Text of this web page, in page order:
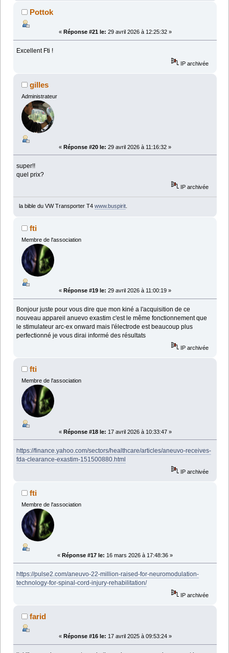
Pottok
« Réponse #21 le: 29 avril 2026 à 12:25:32 »
Excellent Fti !
IP archivée
gilles
Administrateur
« Réponse #20 le: 29 avril 2026 à 11:16:32 »
super!!
quel prix?
IP archivée
la bible du VW Transporter T4 www.buspirit.
fti
Membre de l'association
« Réponse #19 le: 29 avril 2026 à 11:00:19 »
Bonjour juste pour vous dire que mon kiné a l'acquisition de ce
nouveau appareil anuevo exastim c'est le même fonctionnement que
le stimulateur arc-ex onward mais l'électrode est beaucoup plus
perfectionné je vous dirai informé des résultats
IP archivée
fti
Membre de l'association
« Réponse #18 le: 17 avril 2026 à 10:33:47 »
https://finance.yahoo.com/sectors/healthcare/articles/aneuvo-receives-
fda-clearance-exastim-151500880.html
IP archivée
fti
Membre de l'association
« Réponse #17 le: 16 mars 2026 à 17:48:36 »
https://pulse2.com/aneuvo-22-million-raised-for-neuromodulation-
technology-for-spinal-cord-injury-rehabilitation/
IP archivée
farid
« Réponse #16 le: 17 avril 2025 à 09:53:24 »